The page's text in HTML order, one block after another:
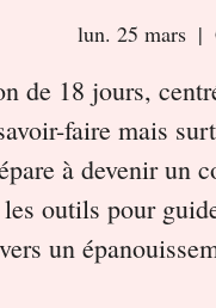
lun. 25 mars
  |
de 18 jours,
faire mais
à devenir un
outils pour
vers un